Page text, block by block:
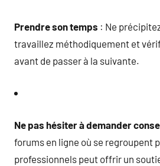
Prendre son temps : Ne
travaillez méthodiquement et
avant de passer à la suivante.
Ne pas hésiter à demander
forums en ligne où se regroupent
professionnels peut offrir un